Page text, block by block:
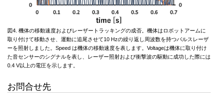
図4. 機体の移動速度およびレーザートラッキングの成否。機体はロボットアームに
取り付けて移動させ、運動に追尾させて10 Hzの繰り返し周波数を持つパルスレーザ
ーを照射しました。Speed は機体の移動速度を表します。Voltageは機体に取り付け
た音センサーのシグナルを表し、レーザー照射および衝撃波の駆動に成功した際には
0.4 V以上の電圧を示します。
お問合せ先